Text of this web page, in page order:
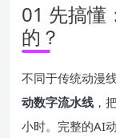
01 先搞懂
的？
不同于传统动漫
动数字流水线 ，
小时。完整的AI